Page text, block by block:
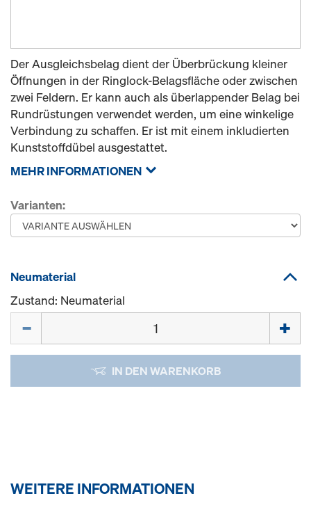
Der Ausgleichsbelag dient der Überbrückung kleiner
Öffnungen in der Ringlock-Belagsfläche oder zwischen
zwei Feldern. Er kann auch als überlappender Belag bei
Rundrüstungen verwendet werden, um eine winkelige
Verbindung zu schaffen. Er ist mit einem inkludierten
Kunststoffdübel ausgestattet.
MEHR INFORMATIONEN
Varianten:
Neumaterial
Zustand: Neumaterial
IN DEN WARENKORB
WEITERE INFORMATIONEN